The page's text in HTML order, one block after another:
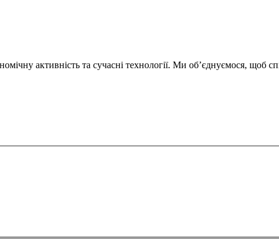
активність та сучасні технології. Ми об’єднуємося, щоб